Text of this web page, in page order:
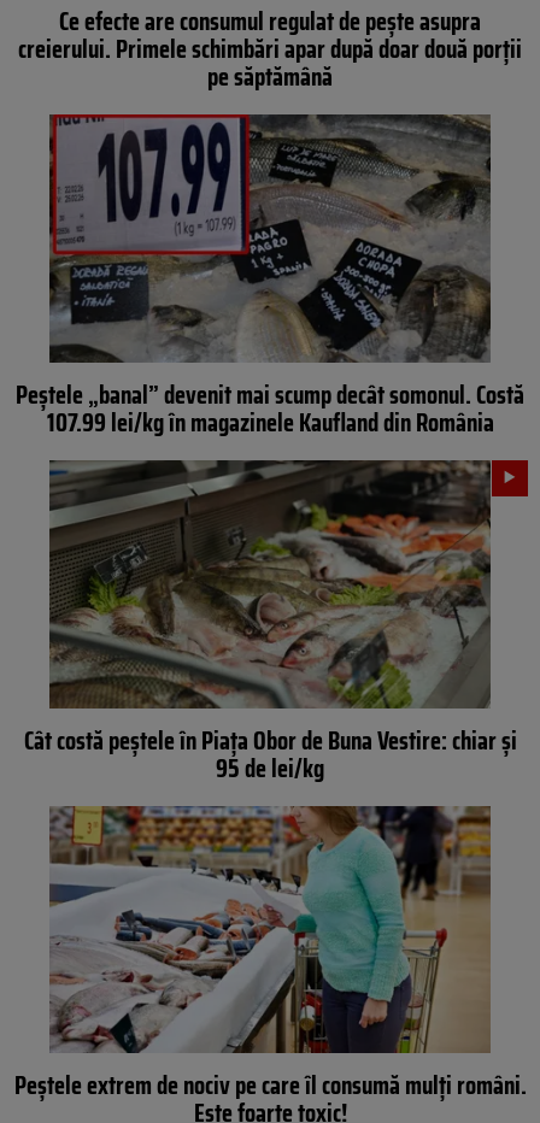
Ce efecte are consumul regulat de pește asupra
creierului. Primele schimbări apar după doar două porții
pe săptămână
Peștele „banal” devenit mai scump decât somonul. Costă
107.99 lei/kg în magazinele Kaufland din România
Cât costă peștele în Piața Obor de Buna Vestire: chiar și
95 de lei/kg
Peștele extrem de nociv pe care îl consumă mulți români.
Este foarte toxic!